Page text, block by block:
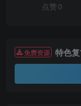
点赞 0
免费资源 特色